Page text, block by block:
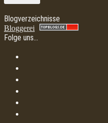
Blogverzeichnisse
Bloggerei
Folge uns…